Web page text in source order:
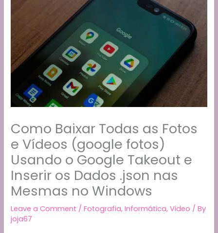
Como Baixar Todas as Fotos
e Vídeos (google fotos)
Usando o Google Takeout e
Inserir os Dados .json nas
Mesmas no Windows
Leave a Comment /Fotografia,Informática,Video / By
joja67